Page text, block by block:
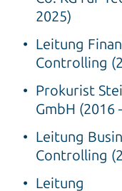
2025)
Leitung
Controlling
Prokurist
GmbH (2016
Leitung
Controlling
Leitung